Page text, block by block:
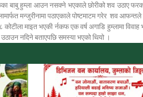
सम्बन्धी
तातोपानी
लैङ्गिक हिंसा
बाबु हुम्ला आउन नसक्ने भएकाले छोरीको शव उठाए
मन्जुरीनामा पठाएकाले पोष्टमाटम गरेर शव
माइत भएकी र्नकफ एक वर्ष अगाडि हुम्लामा
नदिने बताएपछि समस्या भएको थियो ।